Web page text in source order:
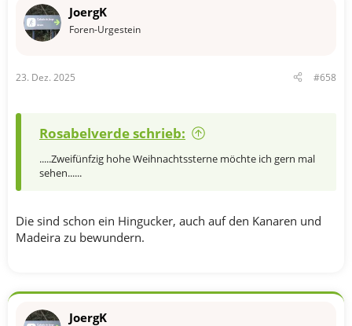
JoergK
Foren-Urgestein
23. Dez. 2025 #658
Rosabelverde schrieb:
.....Zweifünfzig hohe Weihnachtssterne möchte ich gern mal
sehen......
Die sind schon ein Hingucker, auch auf den Kanaren und
Madeira zu bewundern.
JoergK